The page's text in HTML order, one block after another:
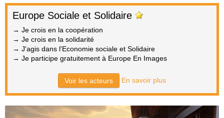
Europe Sociale et Solidaire
→ Je crois en la coopération
→ Je crois en la solidarité
→ J'agis dans l'Economie sociale et Solidaire
→ Je participe gratuitement à Europe En Images
Voir les acteurs En savoir plus